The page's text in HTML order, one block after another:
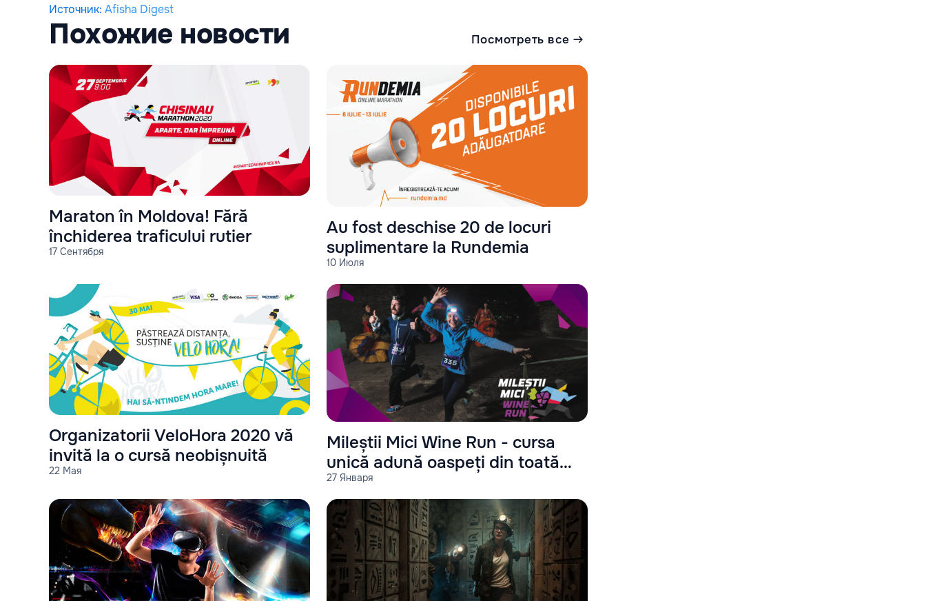
Источник: Afisha Digest
Похожие новости Посмотреть все
17 Сентября
Maraton în Moldova! Fără
închiderea traficului rutier
10 Июля
Au fost deschise 20 de locuri
suplimentare la Rundemia
22 Мая
Organizatorii VeloHora 2020 vă
invită la o cursă neobișnuită
27 Января
Mileștii Mici Wine Run - cursa
unică adună oaspeți din toată
lumea